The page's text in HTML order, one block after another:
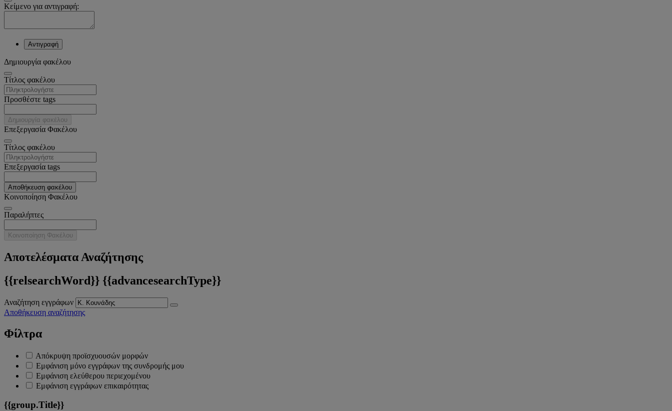
Κείμενο για αντιγραφή:
Αντιγραφή
Δημιουργία φακέλου
Tίτλος φακέλου
Προσθέστε tags
Δημιουργία φακέλου
Επεξεργασία Φακέλου
Tίτλος φακέλου
Επεξεργασία tags
Αποθήκευση φακέλου
Κοινοποίηση Φακέλου
Παραλήπτες
Κοινοποίηση Φακέλου
Αποτελέσματα Αναζήτησης
{{relsearchWord}} {{advancesearchType}}
Αναζήτηση εγγράφων
Αποθήκευση αναζήτησης
Φίλτρα
Απόκρυψη προϊσχυουσών μορφών
Εμφάνιση μόνο εγγράφων της συνδρομής μου
Εμφάνιση ελεύθερου περιεχομένου
Εμφάνιση εγγράφων επικαιρότητας
{{group.Title}}